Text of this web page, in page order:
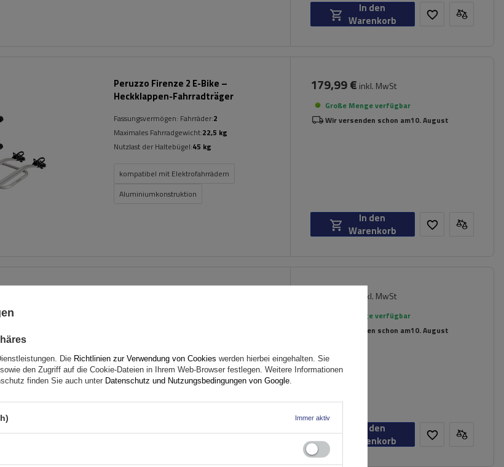
In den
Warenkorb
Peruzzo Firenze 2 E-Bike –
Heckklappen-Fahrradträger
Fassungsvermögen: Fahrräder:2
Maximales Fahrradgewicht:22,5 kg
Nutzlast der Haltebügel:45 kg
kompatibel mit Elektrofahrrädern
Aluminiumkonstruktion
179,99 € inkl. MwSt
Große Menge verfügbar
Wir versenden schon am10. August
In den
Warenkorb
inkl. MwSt
Große Menge verfügbar
Wir versenden schon am10. August
In den
Warenkorb
Die Richtlinien zur Verwendung von Cookies werden hierbei eingehalten. Sie
den Zugriff auf die Cookie-Dateien in Ihrem Web-Browser festlegen. Weitere Informationen
finden Sie auch unter Datenschutz und Nutzungsbedingungen von Google
Immer aktiv